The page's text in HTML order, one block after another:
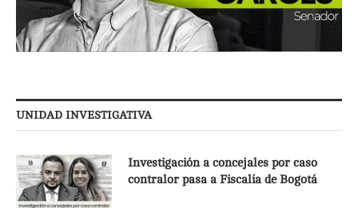
UNIDAD INVESTIGATIVA
Investigación a concejales por caso
contralor pasa a Fiscalía de Bogotá